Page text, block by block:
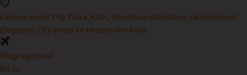
Lindner Hotel City Plaza, Köln, Nordrhein-Westfalen, Deutschland
Elegantes City-Hotel im Herzen von Köln
Flüge Optional
Bis zu